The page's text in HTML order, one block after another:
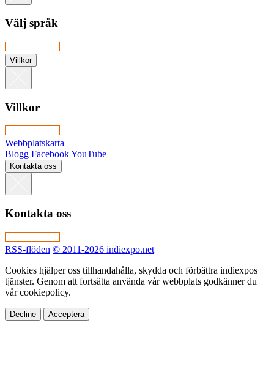
Välj språk
Villkor
Villkor
Webbplatskarta
Blogg FacebookYouTube
Kontakta oss
Kontakta oss
RSS-flöden © 2011-2026 indiexpo.net
Cookies hjälper oss tillhandahålla, skydda och förbättra indiexpos
tjänster. Genom att fortsätta använda vår webbplats godkänner du
vår cookiepolicy.
Decline Acceptera